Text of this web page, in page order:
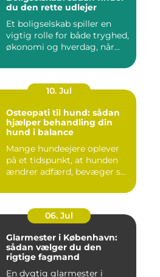
du den rette udlejer
Et boligselskab spiller en
vigtig rolle for både tryghed,
økonomi og hverdag, når...
10. Jul
Osteopati til hund: sådan
hjælper behandling din
hund i balance
Mange hundeejere oplever
på et tidspunkt, at hunden
ændrer adfærd, bevæger s...
06. Jul
Glarmester i København:
sådan vælger du den
rigtige fagmand
En dygtig glarmester i